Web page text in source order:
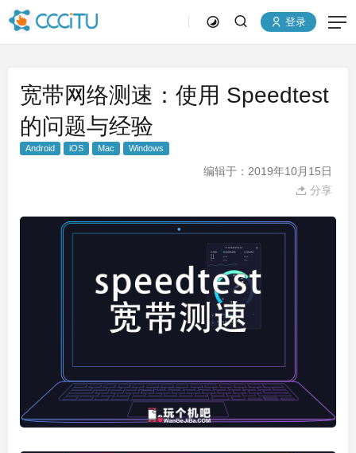
登录
宽带网络测速：使用 Speedtest
的问题与经验
Android iOS Mac Windows
编辑于：2019年10月15日
分享